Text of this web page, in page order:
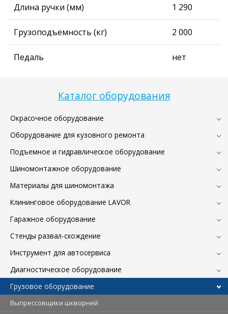
Каталог оборудования
Окрасочное оборудование
Оборудование для кузовного ремонта
Подъемное и гидравлическое оборудование
Шиномонтажное оборудование
Материалы для шиномонтажа
Клининговое оборудование LAVOR
Гаражное оборудование
Стенды развал-схождение
Инструмент для автосервиса
Диагностическое оборудование
Грузовое оборудование
Выпрессовщики шкворней
Длина ручки (мм) 1 290
Грузоподъемность (кг) 2 000
Педаль нет